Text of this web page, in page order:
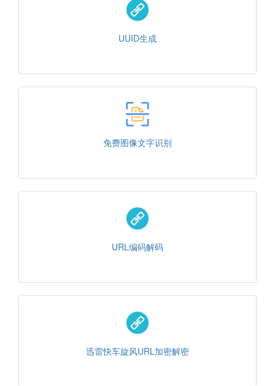
UUID生成
免费图像文字识别
URL编码解码
迅雷快车旋风URL加密解密